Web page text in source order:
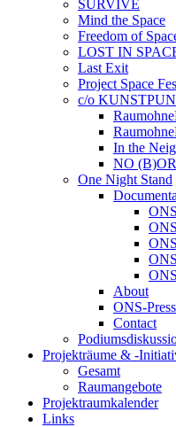
SURVIVE
Mind the Space
Freedom of
LOST IN
Last Exit
Project Space
c/o
In the
NO
One Night Stand
About
ONS-Press
Contact
Projekträume & -
Gesamt
Raumangebote
Projektraumkalender
Links